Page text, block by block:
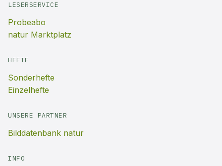
LESERSERVICE
Probeabo
natur Marktplatz
HEFTE
Sonderhefte
Einzelhefte
UNSERE PARTNER
Bilddatenbank natur
INFO